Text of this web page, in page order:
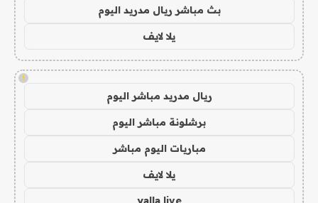
بث مباشر ريال مدريد اليوم
يلا لايف
!
ريال مدريد مباشر اليوم
برشلونة مباشر اليوم
مباريات اليوم مباشر
يلا لايف